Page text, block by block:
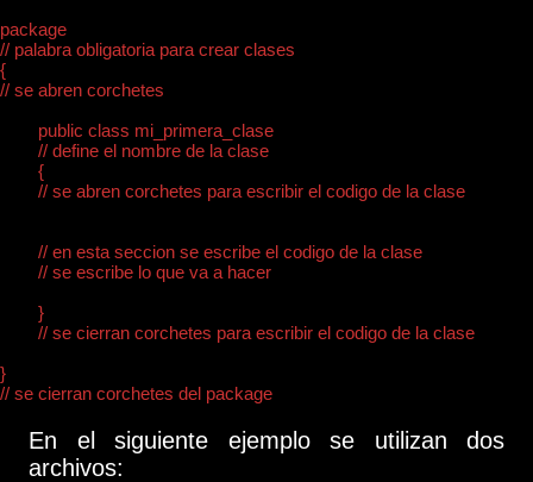
package
// palabra obligatoria para crear clases
{
// se abren corchetes
}
En el siguiente ejemplo se utilizan dos
archivos: